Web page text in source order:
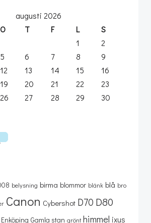
augusti 2026
O T F L
S
1
2
5 6 7 8
9
12 13 14 15
16
19 20 21 22
23
26 27 28 29
30
belysning birma blommor blänk blå bro
Canon Cybershot D70 D80
Enköping Gamla stan grönt himmel ixus